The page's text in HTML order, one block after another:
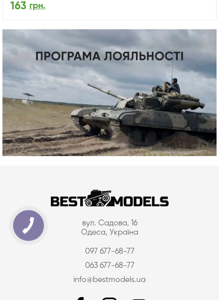
163 грн.
вул. Садова, 16
Одеса, Україна
097 677-68-77
063 677-68-77
info@bestmodels.ua